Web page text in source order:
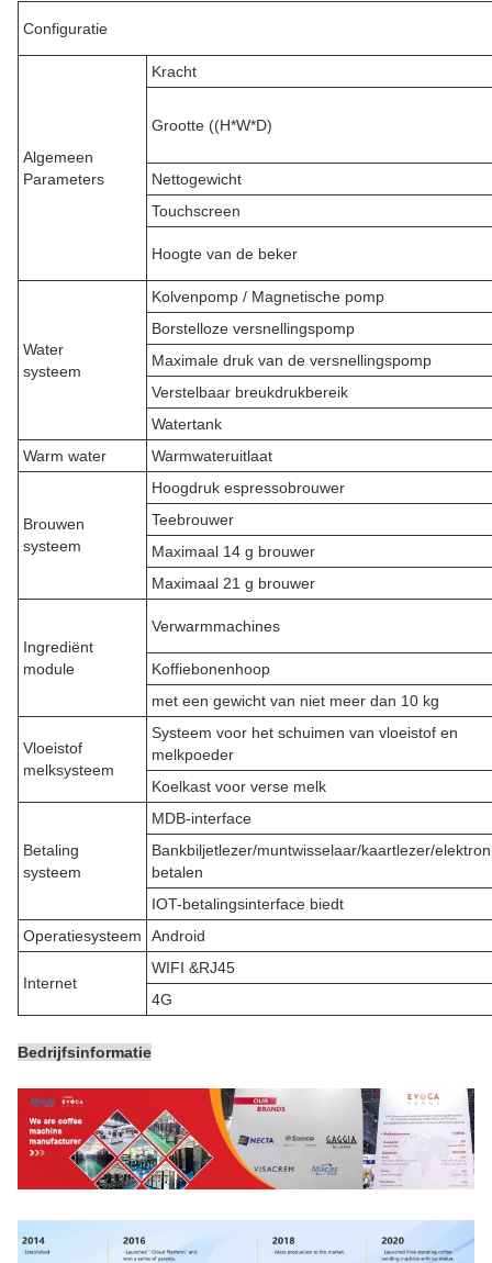
Configuratie
Algemeen
Parameters
Kracht
Grootte ((H*W*D)
Nettogewicht
Touchscreen
Hoogte van de beker
Water
systeem
Kolvenpomp / Magnetische pomp
Borstelloze versnellingspomp
Maximale druk van de versnellingspomp
Verstelbaar breukdrukbereik
Watertank
Warm water
Warmwateruitlaat
Brouwen
systeem
Hoogdruk espressobrouwer
Teebrouwer
Maximaal 14 g brouwer
Maximaal 21 g brouwer
Ingrediënt
module
Verwarmmachines
Koffiebonenhoop
met een gewicht van niet meer dan 10 kg
Vloeistof
melksysteem
Systeem voor het schuimen van vloeistof en
melkpoeder
Koelkast voor verse melk
Betaling
systeem
MDB-interface
Bankbiljetlezer/muntwisselaar/kaartlezer/
betalen
IOT-betalingsinterface biedt
Operatiesysteem
Android
Internet
WIFI &RJ45
4G
Bedrijfsinformatie